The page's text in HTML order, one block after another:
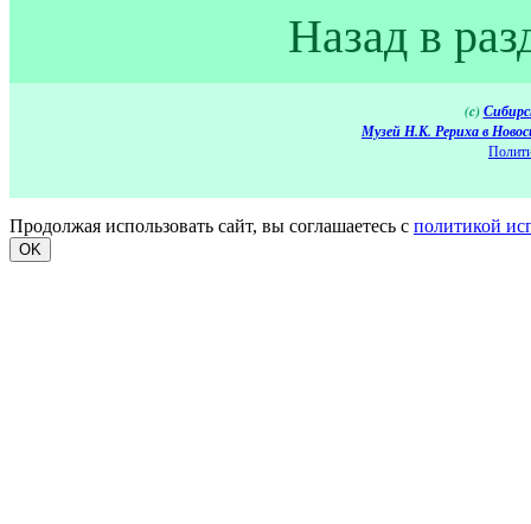
Назад в
(c)
Музей Н.К. Рериха в
Продолжая использовать сайт, вы соглашаетесь с политикой
OK